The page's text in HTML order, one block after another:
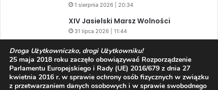
1 sierpnia 2026 | 20:34
XIV Jasielski Marsz Wolności
31 lipca 2026 | 11:44
Facebook
X YouTube
Droga Użytkowniczko, drogi Użytkowniku!
25 maja 2018 roku zaczęło obowiązywać Rozporządzenie
Parlamentu Europejskiego i Rady (UE) 2016/679 z dnia 27
kwietnia 2016 r. w sprawie ochrony osób fizycznych w związku
z przetwarzaniem danych osobowych i w sprawie swobodnego